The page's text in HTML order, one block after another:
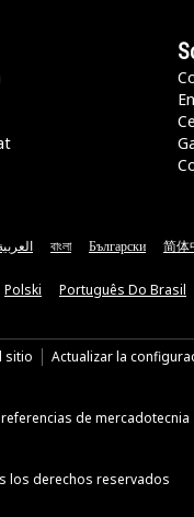
বাংলা Български 简体
Polski Português Do Brasil
sitio Actualizar la
de mercadotecnia
los derechos reservados